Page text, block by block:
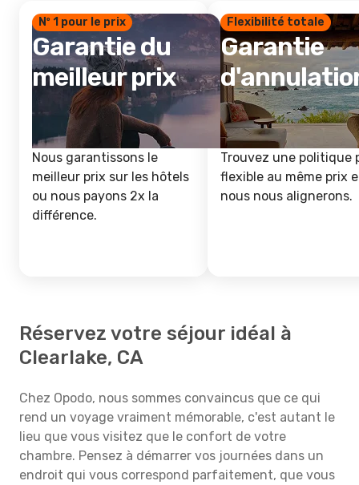
Nº 1 pour le prix
Garantie du
meilleur prix
Nous garantissons le
meilleur prix sur les hôtels
ou nous payons 2x la
différence.
Flexibilité totale
Garantie
Trouvez une politique
flexible au même prix
nous nous alignerons.
Réservez votre séjour idéal à
Clearlake, CA
Chez Opodo, nous sommes convaincus que ce qui
rend un voyage vraiment mémorable, c'est autant le
lieu que vous visitez que le confort de votre
chambre. Pensez à démarrer vos journées dans un
endroit qui vous correspond parfaitement, que vous